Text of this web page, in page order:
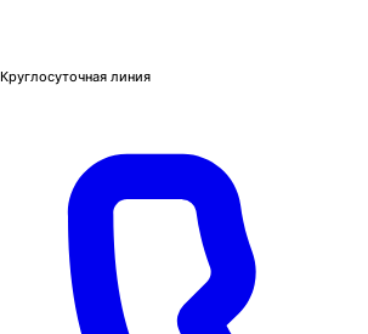
Круглосуточная линия